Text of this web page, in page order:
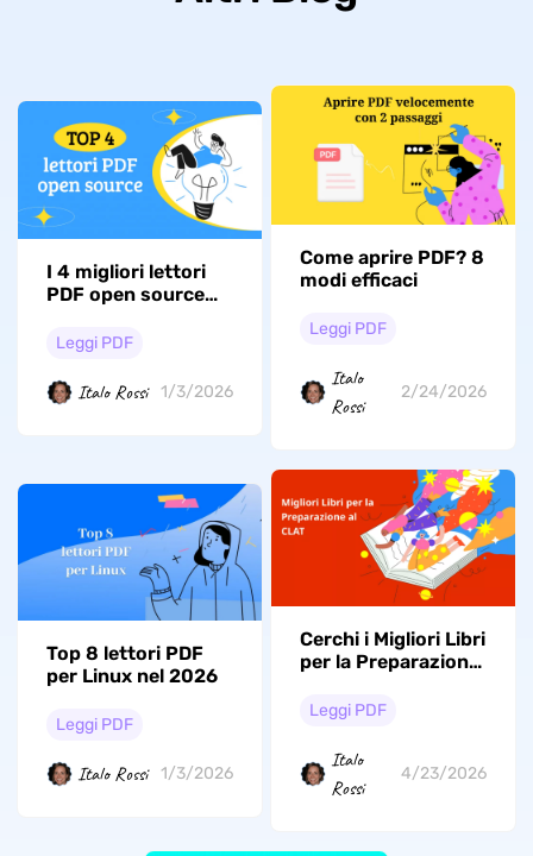
I 4 migliori lettori
PDF open source
Leggi PDF
Italo Rossi 1/3/2026
Come aprire PDF? 8
modi efficaci
Leggi PDF
Italo
Rossi
2/24/2026
Top 8 lettori PDF
per Linux nel 2026
Leggi PDF
Italo Rossi 1/3/2026
Cerchi i Migliori Libri
per la Preparazione
Scoprili Ora!
Leggi PDF
Italo
Rossi
4/23/2026